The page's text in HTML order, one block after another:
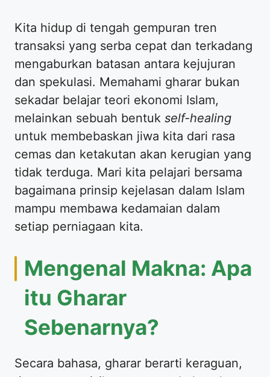
Kita hidup di tengah gempuran tren
transaksi yang serba cepat dan terkadang
mengaburkan batasan antara kejujuran
dan spekulasi. Memahami gharar bukan
sekadar belajar teori ekonomi Islam,
melainkan sebuah bentuk self-healing
untuk membebaskan jiwa kita dari rasa
cemas dan ketakutan akan kerugian yang
tidak terduga. Mari kita pelajari bersama
bagaimana prinsip kejelasan dalam Islam
mampu membawa kedamaian dalam
setiap perniagaan kita.
Mengenal Makna: Apa
itu Gharar
Sebenarnya?
Secara bahasa, gharar berarti keraguan,